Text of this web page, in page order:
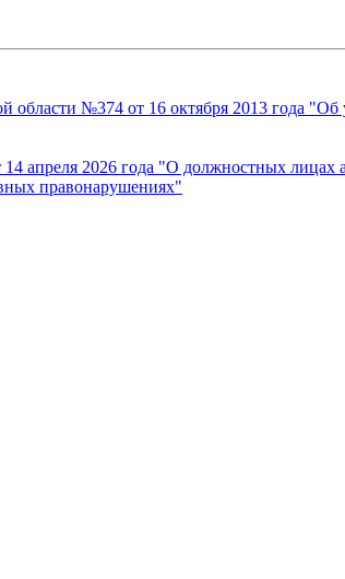
области №374 от 16 октября 2013 года
апреля 2026 года "О должностных лицах
правонарушениях"